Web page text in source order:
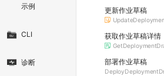
示例
CLI
诊断
更新作业草稿
获取作业草稿详情
部署作业草稿